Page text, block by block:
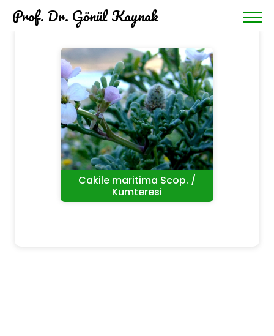
Prof. Dr. Gönül Kaynak
Cakile maritima Scop. /
Kumteresi